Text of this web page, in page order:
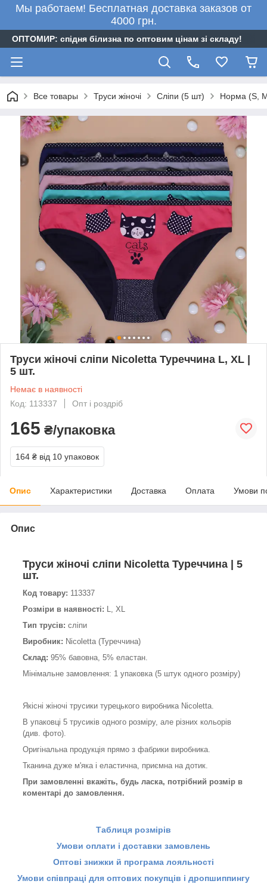
Мы работаем! Бесплатная доставка заказов от
4000 грн.
ОПТОМИР: спідня білизна по оптовим цінам зі складу!
Все товары Труси жіночі Сліпи (5 шт) Норма (S,
Труси жіночі сліпи Nicoletta Туреччина L, XL |
5 шт.
Немає в наявності
Код: 113337
Опт і роздріб
165 ₴/упаковка
164 ₴ від 10 упаковок
Опис Характеристики Доставка Оплата Умови
Опис
Труси жіночі сліпи Nicoletta Туреччина | 5
шт.
Код товару: 113337
Розміри в наявності: L, XL
Тип трусів: сліпи
Виробник: Nicoletta (Туреччина)
Склад: 95% бавовна, 5% еластан.
Мінімальне замовлення: 1 упаковка (5 штук одного розміру)
Якісні жіночі трусики турецького виробника Nicoletta.
В упаковці 5 трусиків одного розміру, але різних кольорів
(див. фото).
Оригінальна продукція прямо з фабрики виробника.
Тканина дуже м'яка і еластична, приємна на дотик.
При замовленні вкажіть, будь ласка, потрібний розмір в
коментарі до замовлення.
Таблиця розмірів
Умови оплати і доставки замовлень
Оптові знижки й програма лояльності
Умови співпраці для оптових покупців і дропшиппингу